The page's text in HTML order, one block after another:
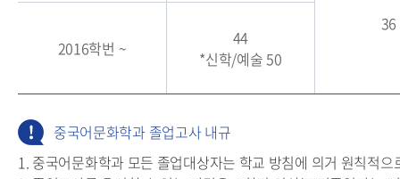
36
2016학번 ~
44
*신학/예술 50
중국어문화학과 졸업고사 내규
1. 중국어문화학과 모든 졸업대상자는 학교 방침에 의거 원칙적